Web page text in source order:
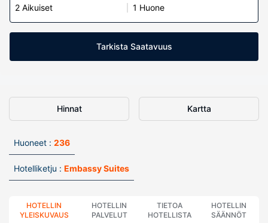
2 Aikuiset 1 Huone
Tarkista Saatavuus
Hinnat Kartta
Huoneet : 236
Hotelliketju : Embassy Suites
HOTELLIN
YLEISKUVAUS
HOTELLIN
PALVELUT
TIETOA
HOTELLISTA
HOTELLIN
SÄÄNNÖT